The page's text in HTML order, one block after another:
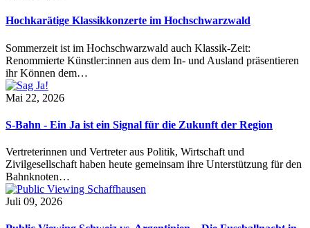
Hochkarätige Klassikkonzerte im Hochschwarzwald
Sommerzeit ist im Hochschwarzwald auch Klassik-Zeit:
Renommierte Künstler:innen aus dem In- und Ausland präsentieren
ihr Können dem…
Mai 22, 2026
S-Bahn - Ein Ja ist ein Signal für die Zukunft der Region
Vertreterinnen und Vertreter aus Politik, Wirtschaft und
Zivilgesellschaft haben heute gemeinsam ihre Unterstützung für den
Bahnknoten…
Juli 09, 2026